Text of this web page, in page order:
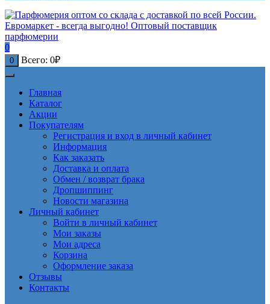
0
0 Всего: 0₽
Главная
Каталог
Акции
Покупателям
Регистрация и вход в личный кабинет
Информация
Как заказать
Доставка и оплата
Обмен / возврат брака
Дропшиппинг
Новости магазина
Личный кабинет
Войти в личный кабинет
Мои заказы
Мои адреса
Корзина
Оформление заказа
Отзывы
Контакты